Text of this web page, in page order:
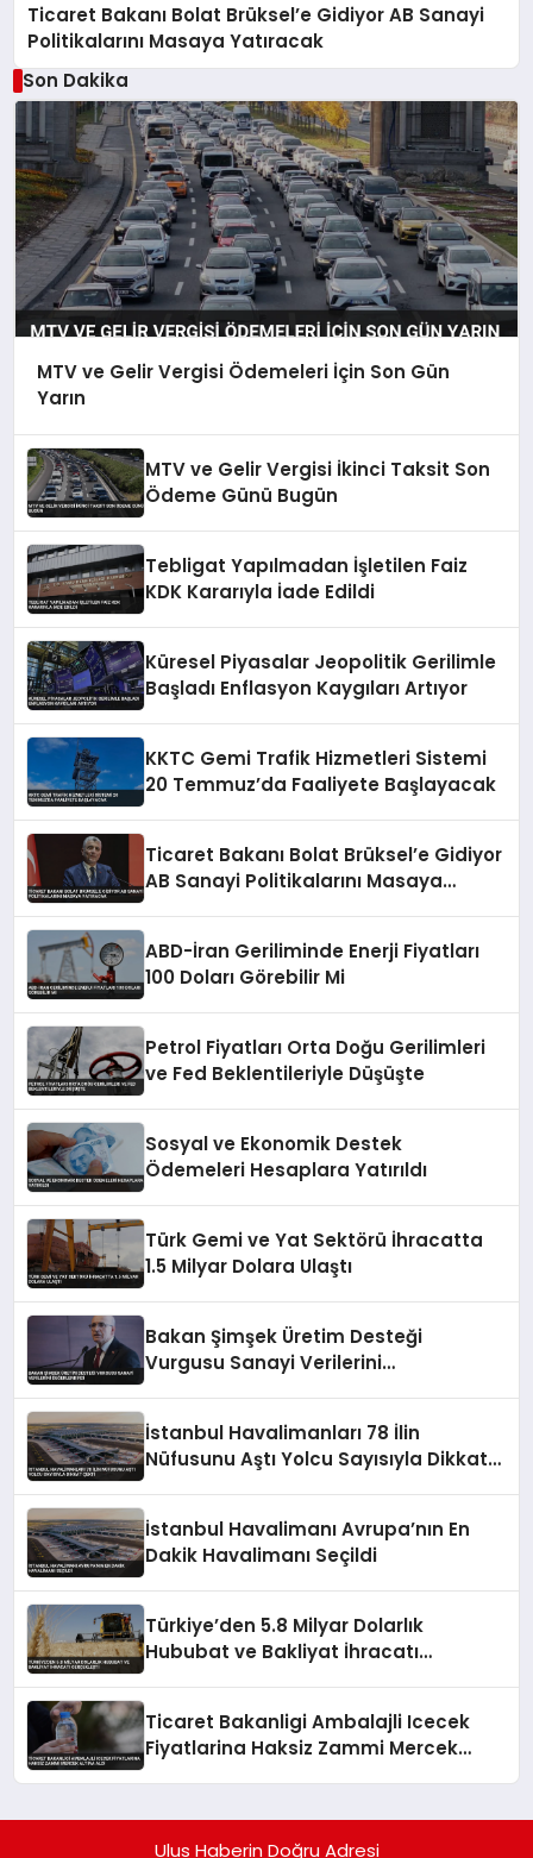
Ticaret Bakanı Bolat Brüksel’e Gidiyor AB Sanayi
Politikalarını Masaya Yatıracak
Son Dakika
MTV ve Gelir Vergisi Ödemeleri İçin Son Gün
Yarın
MTV ve Gelir Vergisi İkinci Taksit Son
Ödeme Günü Bugün
Tebligat Yapılmadan İşletilen Faiz
KDK Kararıyla İade Edildi
Küresel Piyasalar Jeopolitik Gerilimle
Başladı Enflasyon Kaygıları Artıyor
KKTC Gemi Trafik Hizmetleri Sistemi
20 Temmuz’da Faaliyete Başlayacak
Ticaret Bakanı Bolat Brüksel’e Gidiyor
AB Sanayi Politikalarını Masaya
ABD-İran Geriliminde Enerji Fiyatları
100 Doları Görebilir Mi
Petrol Fiyatları Orta Doğu Gerilimleri
ve Fed Beklentileriyle Düşüşte
Sosyal ve Ekonomik Destek
Ödemeleri Hesaplara Yatırıldı
Türk Gemi ve Yat Sektörü İhracatta
1.5 Milyar Dolara Ulaştı
Bakan Şimşek Üretim Desteği
Vurgusu Sanayi Verilerini
İstanbul Havalimanları 78 İlin
Nüfusunu Aştı Yolcu Sayısıyla Dikkat
İstanbul Havalimanı Avrupa’nın En
Dakik Havalimanı Seçildi
Türkiye’den 5.8 Milyar Dolarlık
Hububat ve Bakliyat İhracatı
Ticaret Bakanligi Ambalajli Icecek
Fiyatlarina Haksiz Zammi Mercek
Ulus Haberin Doğru Adresi